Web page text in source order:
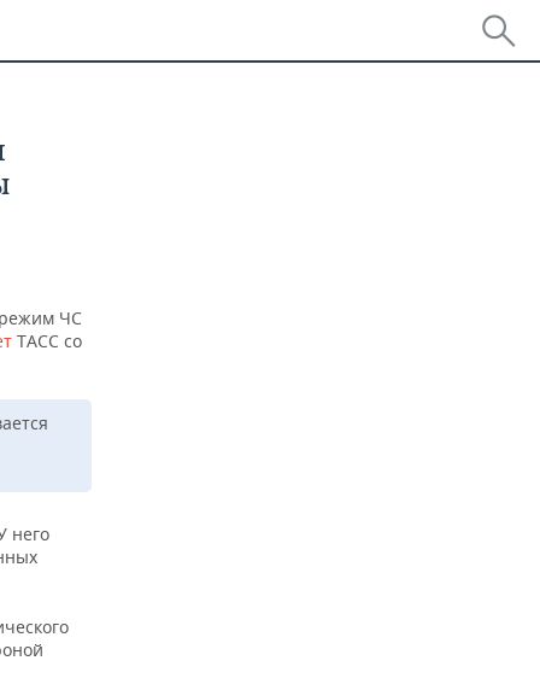
режим ЧС
ТАСС со
него